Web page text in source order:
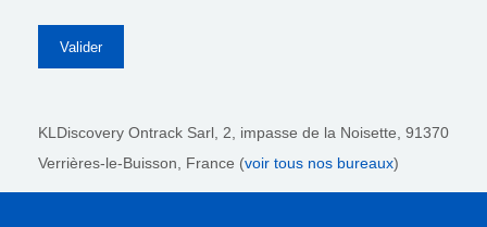
KLDiscovery Ontrack Sarl, 2, impasse de la Noisette, 91370
Verrières-le-Buisson, France (voir tous nos bureaux)